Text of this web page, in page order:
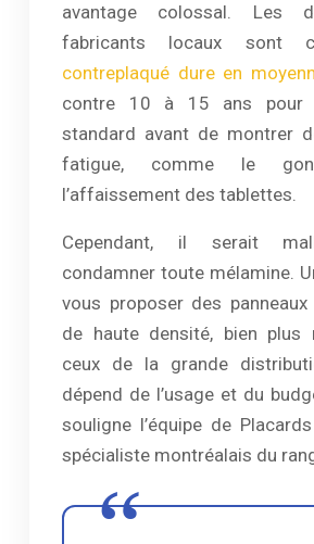
avantage colossal. Les
fabricants locaux sont
contreplaqué dure en
contre 10 à 15 ans pour
standard avant de montrer
fatigue, comme le
l’affaissement des tablettes.
Cependant, il serait
condamner toute mélamine.
vous proposer des
de haute densité, bien plus
ceux de la grande
dépend de l’usage et du
souligne l’équipe de
spécialiste montréalais du